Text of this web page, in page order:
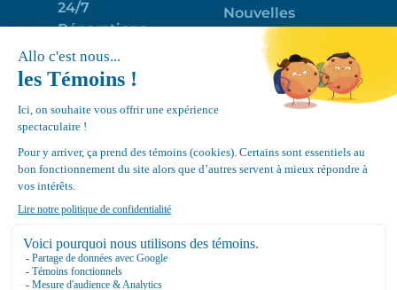
24/7
Réparations
Programme
d’entretien
Déneigement
de toits
Équipements
Nouvelles
Portail clients
Emploi
Politique de
Google
4.7